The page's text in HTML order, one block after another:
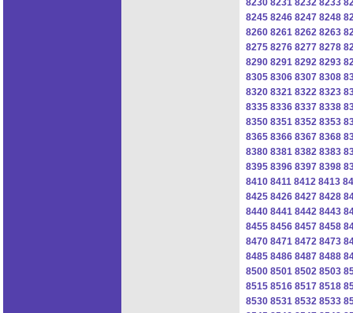
8245 8246 8247 8248
8260 8261 8262 8263
8275 8276 8277 8278
8290 8291 8292 8293
8305 8306 8307 8308
8320 8321 8322 8323
8335 8336 8337 8338
8350 8351 8352 8353
8365 8366 8367 8368
8380 8381 8382 8383
8395 8396 8397 8398
8410 8411 8412 8413
8425 8426 8427 8428
8440 8441 8442 8443
8455 8456 8457 8458
8470 8471 8472 8473
8485 8486 8487 8488
8500 8501 8502 8503
8515 8516 8517 8518
8530 8531 8532 8533